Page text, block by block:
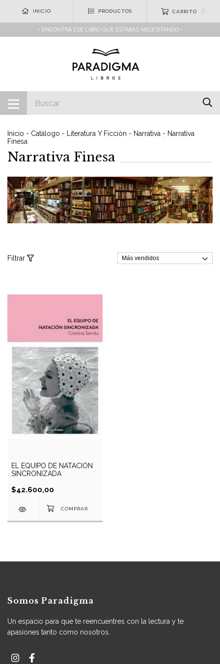
INICIO PRODUCTOS CARRITO 0
• ENCONTRÁ ESE LIBRO QUE ESTABAS NECESITANDO •
Inicio - Catálogo - Literatura Y Ficción - Narrativa - Narrativa
Finesa
Narrativa Finesa
Filtrar
EL EQUIPO DE NATACIÓN
SINCRONIZADA
$42.600,00
Somos Paradigma
Un espacio para que te reencuentres con la lectura y te
apasiones tanto como nosotros.